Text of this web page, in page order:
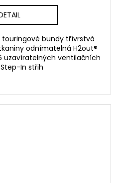
bundy třívrstvá
odnímatelná H2out®
uzavíratelných ventilačních
In střih